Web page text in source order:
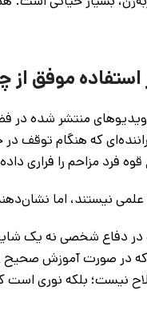
استفاده موفق
منتشر شده در
که هنگام توقف
فرد مزاحم را فراری
نیستند، اما
در دفاع شخصی نه یک
در صورت آموزش صحیح و
نیست؛ بلکه نوری است